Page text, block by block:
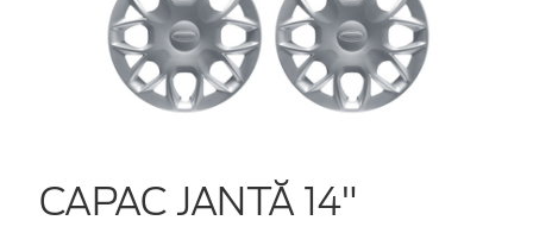
CAPAC JANTĂ 14"